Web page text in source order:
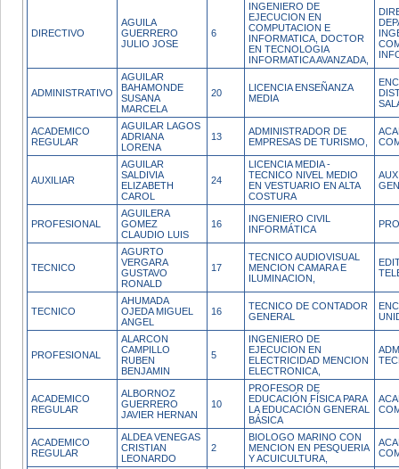
DIRECTIVO
AGUILA
GUERRERO
JULIO JOSE
6
INGENIERO DE
EJECUCION EN
COMPUTACION E
INFORMATICA, DOCTOR
EN TECNOLOGIA
INFORMATICA AVANZADA,
ADMINISTRATIVO
AGUILAR
BAHAMONDE
SUSANA
MARCELA
20
LICENCIA ENSEÑANZA
MEDIA
ACADEMICO
REGULAR
AGUILAR LAGOS
ADRIANA
LORENA
13
ADMINISTRADOR DE
EMPRESAS DE TURISMO,
AUXILIAR
AGUILAR
SALDIVIA
ELIZABETH
CAROL
24
LICENCIA MEDIA -
TECNICO NIVEL MEDIO
EN VESTUARIO EN ALTA
COSTURA
PROFESIONAL
AGUILERA
GOMEZ
CLAUDIO LUIS
16
INGENIERO CIVIL
INFORMÁTICA
TECNICO
AGURTO
VERGARA
GUSTAVO
RONALD
17
TECNICO AUDIOVISUAL
MENCION CAMARA E
ILUMINACION,
TECNICO
AHUMADA
OJEDA MIGUEL
ANGEL
16
TECNICO DE CONTADOR
GENERAL
PROFESIONAL
ALARCON
CAMPILLO
RUBEN
BENJAMIN
5
INGENIERO DE
EJECUCION EN
ELECTRICIDAD MENCION
ELECTRONICA,
ACADEMICO
REGULAR
ALBORNOZ
GUERRERO
JAVIER HERNAN
10
PROFESOR DE
EDUCACIÓN FÍSICA PARA
LA EDUCACIÓN GENERAL
BÁSICA
ACADEMICO
REGULAR
ALDEA VENEGAS
CRISTIAN
LEONARDO
2
BIOLOGO MARINO CON
MENCION EN PESQUERIA
Y ACUICULTURA,